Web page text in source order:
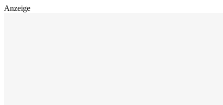
Anzeige